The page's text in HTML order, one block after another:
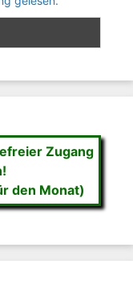
Zugang
den Monat)